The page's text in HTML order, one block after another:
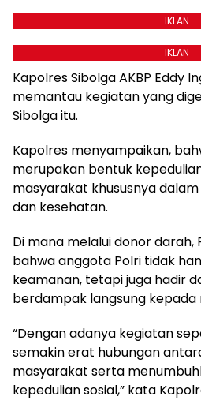
IKLAN
IKLAN
Kapolres Sibolga AKBP Eddy
memantau kegiatan yang
Sibolga itu.
Kapolres menyampaikan,
merupakan bentuk
masyarakat khususnya
dan kesehatan.
Di mana melalui donor darah,
bahwa anggota Polri tidak
keamanan, tetapi juga hadir
berdampak langsung kepada
“Dengan adanya kegiatan
semakin erat hubungan
masyarakat serta
kepedulian sosial,” kata